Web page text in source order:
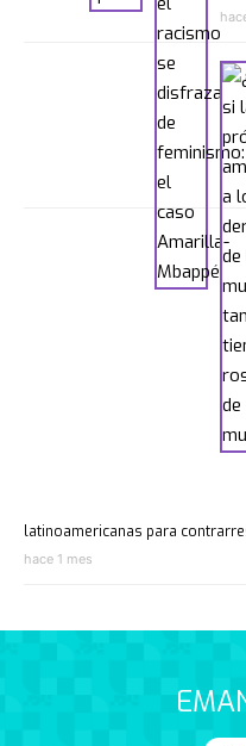
latinoamericanas para
hace 1 mes